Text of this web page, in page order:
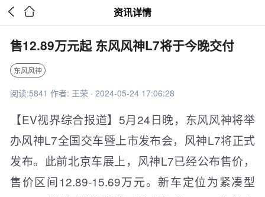
  资讯详情
售12.89万元起 东风风神L7将于今晚交付
东风风神
阅读:5841 作者: 王荣 · 2024-05-24 17:06:28
【EV视界综合报道】5月24日晚，东风风神将举
办风神L7全国交车暨上市发布会，风神L7将正式
发布。此前北京车展上，风神L7已经公布售价，
售价区间12.89-15.69万元。新车定位为紧凑型